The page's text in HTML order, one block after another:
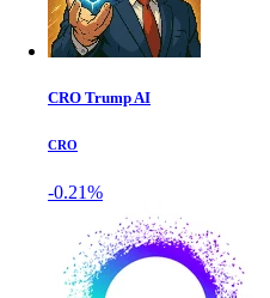
CRO Trump AI
CRO
-0.21%